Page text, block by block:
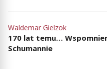
Waldemar Gielzok
170 lat temu…
Schumannie